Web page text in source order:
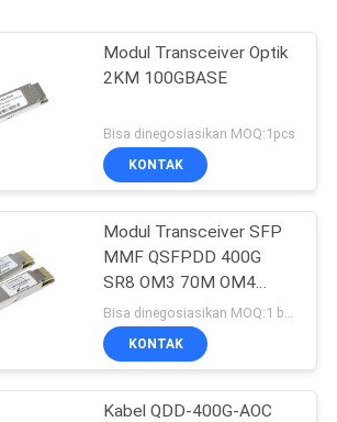
Modul Transceiver Optik
2KM 100GBASE
Bisa dinegosiasikan MOQ:1pcs
KONTAK
Modul Transceiver SFP
MMF QSFPDD 400G
SR8 OM3 70M OM4
100M
KONTAK
Kabel QDD-400G-AOC